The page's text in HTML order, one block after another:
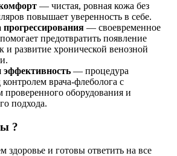
— чистая, ровная кожа без
повышает уверенность в себе.
— своевременное
предотвратить появление
и развитие хронической венозной
эффективность — процедура
врача-флеболога с
проверенного оборудования и
подхода.
?
и готовы ответить на все